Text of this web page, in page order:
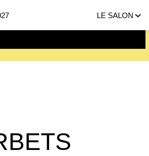
LE SALON